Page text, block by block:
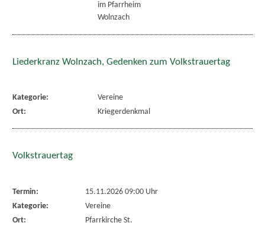
im Pfarrheim
Wolnzach
Liederkranz Wolnzach, Gedenken zum Volkstrauertag
Kategorie:
Vereine
Ort:
Kriegerdenkmal
Volkstrauertag
Termin:
15.11.2026 09:00 Uhr
Kategorie:
Vereine
Ort:
Pfarrkirche St.